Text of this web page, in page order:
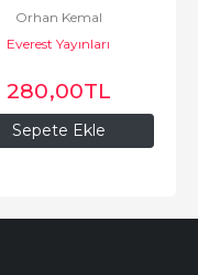
Sepete Ekle
Ciltli Kapak
Orhan Kemal
Everest Yayınları
280,00TL